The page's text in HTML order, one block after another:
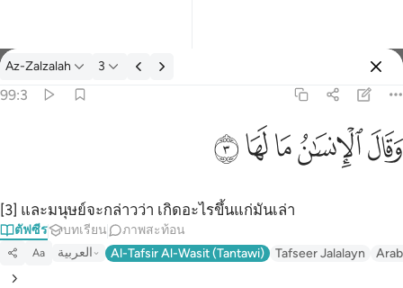
ตัฟซีร: Az-Zalzalah 99:3
Az-Zalzalah 3
99:3
ﱾﱿﲀﲁﲂ
[3] และมนุษย์จะกล่าวว่า เกิดอะไรขึ้นแก่มันเล่า
ตัฟซีร บทเรียน ภาพสะท้อน
Aa العربية Al-Tafsir Al-Wasit (Tantawi) Tafseer Jalalayn